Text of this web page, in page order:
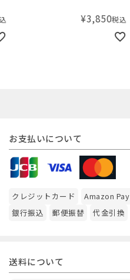
3,850税込
お支払いについて
クレジットカード Amazon Pay
銀行振込
郵便振替 代金引換
送料について